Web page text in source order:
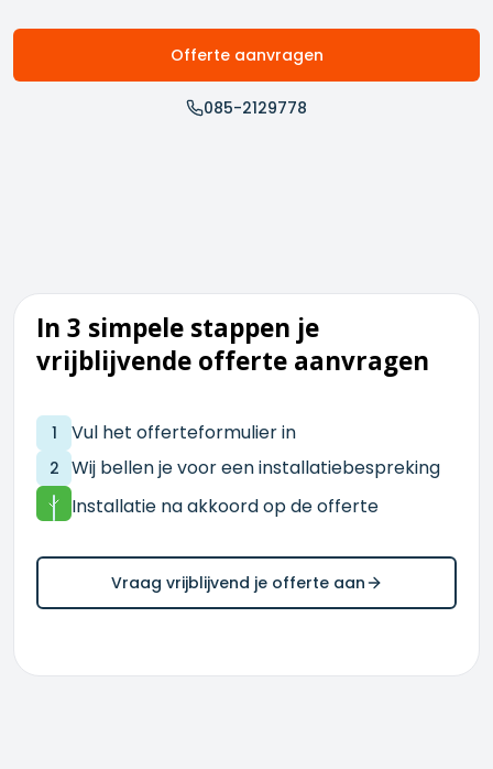
Offerte aanvragen
085-2129778
In 3 simpele stappen je
vrijblijvende offerte aanvragen
1 Vul het offerteformulier in
2 Wij bellen je voor een installatiebespreking
Installatie na akkoord op de offerte
Vraag vrijblijvend je offerte aan